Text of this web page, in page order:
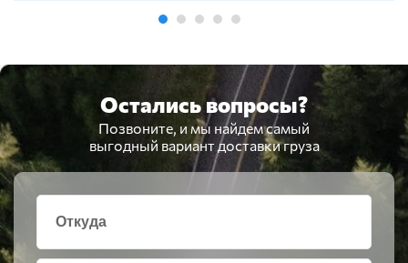
Остались вопросы?
Позвоните, и мы найдем самый
выгодный вариант доставки груза